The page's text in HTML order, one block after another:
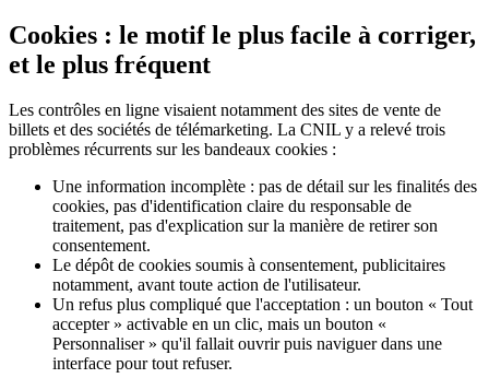
Cookies : le motif le plus facile à corriger,
et le plus fréquent
Les contrôles en ligne visaient notamment des sites de vente de
billets et des sociétés de télémarketing. La CNIL y a relevé trois
problèmes récurrents sur les bandeaux cookies :
Une information incomplète : pas de détail sur les finalités des
cookies, pas d'identification claire du responsable de
traitement, pas d'explication sur la manière de retirer son
consentement.
Le dépôt de cookies soumis à consentement, publicitaires
notamment, avant toute action de l'utilisateur.
Un refus plus compliqué que l'acceptation : un bouton « Tout
accepter » activable en un clic, mais un bouton «
Personnaliser » qu'il fallait ouvrir puis naviguer dans une
interface pour tout refuser.